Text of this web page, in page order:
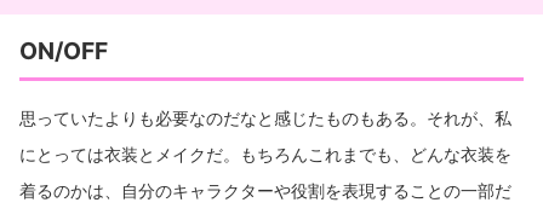
ON/OFF
思っていたよりも必要なのだなと感じたものもある。それが、私
にとっては衣装とメイクだ。もちろんこれまでも、どんな衣装を
着るのかは、自分のキャラクターや役割を表現することの一部だ